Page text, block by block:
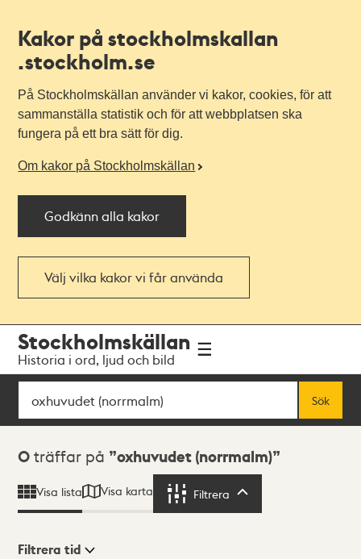
Kakor på stockholmskallan
.stockholm.se
På Stockholmskällan använder vi kakor, cookies, för att
sammanställa statistik och för att webbplatsen ska
fungera på ett bra sätt för dig.
Om kakor på Stockholmskällan
Godkänn alla kakor
Välj vilka kakor vi får använda
navigationen
huvudinnehållet
Stockholmskällan
Historia i ord, ljud och bild
Sök
Sök
Sökresultat
0 träffar på oxhuvudet (norrmalm)
Visa lista Visa karta Filtrera
Filtrera tid